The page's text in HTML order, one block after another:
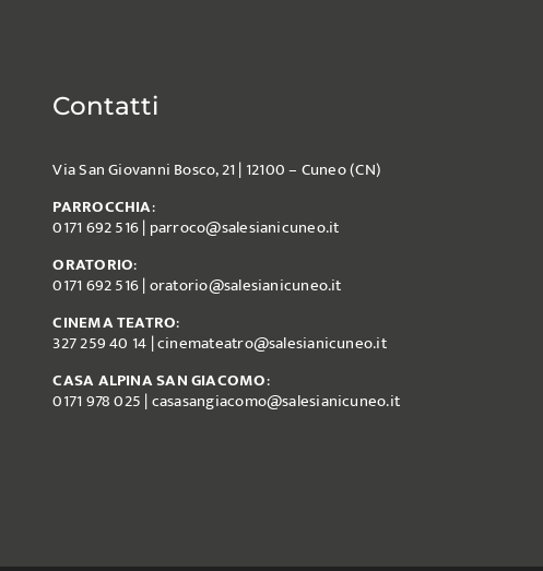
Contatti
Via San Giovanni Bosco, 21 | 12100 – Cuneo (CN)
PARROCCHIA:
0171 692 516| parroco@salesianicuneo.it
ORATORIO:
0171 692 516|oratorio@salesianicuneo.it
CINEMA TEATRO:
327 259 40 14 |cinemateatro@salesianicuneo.it
CASA ALPINA SAN GIACOMO:
0171 978 025 |casasangiacomo@salesianicuneo.it